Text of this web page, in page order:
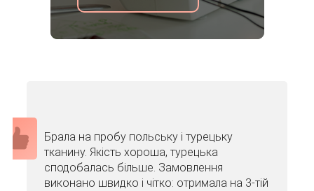
Брала на пробу польську і турецьку
тканину. Якість хороша, турецька
сподобалась більше. Замовлення
виконано швидко і чітко: отримала на 3-тій